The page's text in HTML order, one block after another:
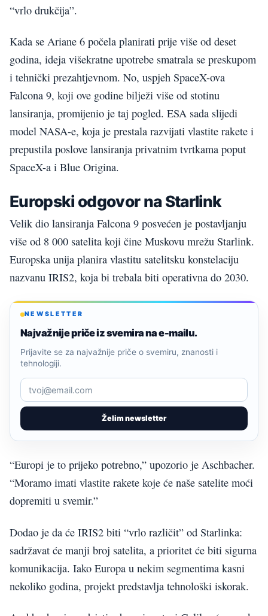
“vrlo drukčija”.
Kada se Ariane 6 počela planirati prije više od deset
godina, ideja višekratne upotrebe smatrala se preskupom
i tehnički prezahtjevnom. No, uspjeh SpaceX-ova
Falcona 9, koji ove godine bilježi više od stotinu
lansiranja, promijenio je taj pogled. ESA sada slijedi
model NASA-e, koja je prestala razvijati vlastite rakete i
prepustila poslove lansiranja privatnim tvrtkama poput
SpaceX-a i Blue Origina.
Europski odgovor na Starlink
Velik dio lansiranja Falcona 9 posvećen je postavljanju
više od 8 000 satelita koji čine Muskovu mrežu Starlink.
Europska unija planira vlastitu satelitsku konstelaciju
nazvanu IRIS2, koja bi trebala biti operativna do 2030.
NEWSLETTER
Najvažnije priče iz svemira na e-mailu.
Želim newsletter
Prijavite se za najvažnije priče o svemiru, znanosti i
tehnologiji.
“Europi je to prijeko potrebno,” upozorio je Aschbacher.
“Moramo imati vlastite rakete koje će naše satelite moći
dopremiti u svemir.”
Dodao je da će IRIS2 biti “vrlo različit” od Starlinka:
sadržavat će manji broj satelita, a prioritet će biti sigurna
komunikacija. Iako Europa u nekim segmentima kasni
nekoliko godina, projekt predstavlja tehnološki iskorak.